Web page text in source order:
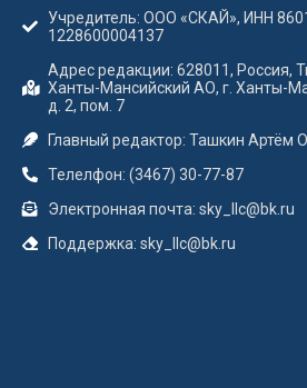
Учредитель: ООО «СКАЙ», ИНН
1228600004137
Адрес редакции: 628011, Россия,
Ханты-Мансийский АО, г. Ханты-
д. 2, пом. 7
Главный редактор: Ташкин Артём
Телелфон: (3467) 30-77-87
Электронная почта: sky_llc@bk.ru
Поддержка: sky_llc@bk.ru